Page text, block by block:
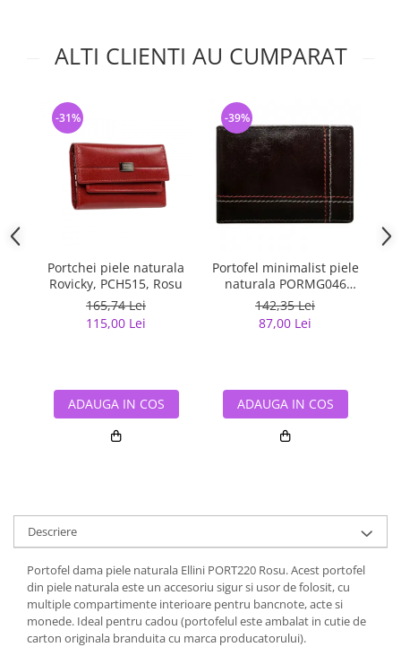
ALTI CLIENTI AU CUMPARAT
Portchei piele naturala
Rovicky, PCH515, Rosu
165,74 Lei
115,00 Lei
-31%
ADAUGA IN COS
Portofel minimalist piele
naturala PORMG046
Maron, cu portcard
detasabil
142,35 Lei
87,00 Lei
-39%
ADAUGA IN COS
Descriere
Portofel dama piele naturala Ellini PORT220 Rosu. Acest portofel
din piele naturala este un accesoriu sigur si usor de folosit, cu
multiple compartimente interioare pentru bancnote, acte si
monede. Ideal pentru cadou (portofelul este ambalat in cutie de
carton originala branduita cu marca producatorului).